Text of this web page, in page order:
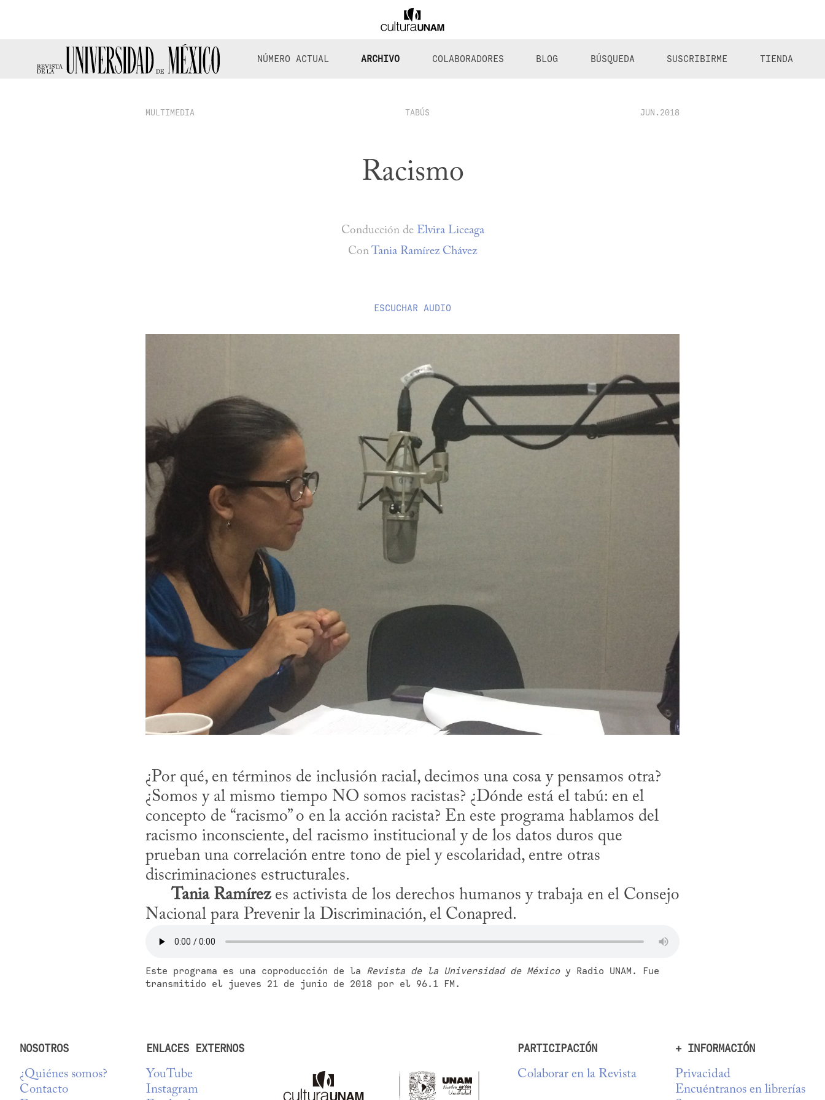
NÚMERO ACTUAL ARCHIVO COLABORADORES BLOG BÚSQUEDA SUSCRIBIRME TIENDA
MULTIMEDIA TABÚS JUN.2018
Racismo
Conducción de Elvira Liceaga
Con Tania Ramírez Chávez
ESCUCHAR AUDIO
¿Por qué, en términos de inclusión racial, decimos una cosa y pensamos otra?
¿Somos y al mismo tiempo NO somos racistas? ¿Dónde está el tabú: en el
concepto de “racismo” o en la acción racista? En este programa hablamos del
racismo inconsciente, del racismo institucional y de los datos duros que
prueban una correlación entre tono de piel y escolaridad, entre otras
discriminaciones estructurales.
Tania Ramírez es activista de los derechos humanos y trabaja en el Consejo
Nacional para Prevenir la Discriminación, el Conapred.
Este programa es una coproducción de la Revista de la Universidad de México y Radio UNAM. Fue
transmitido el jueves 21 de junio de 2018 por el 96.1 FM.
NOSOTROS
¿Quiénes somos?
Contacto
ENLACES EXTERNOS
YouTube
Instagram
PARTICIPACIÓN
Colaborar en la Revista
+ INFORMACIÓN
Privacidad
Encuéntranos en librerías